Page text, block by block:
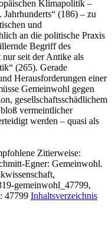
Klimapolitik –
Jahrhunderts“ (186) – zu
und
an die politische Praxis
Begriff des
seit der Antike als
(265). Gerade
Herausforderungen einer
Gemeinwohl gegen
gesellschaftsschädlichem
vermeintlicher
werden – quasi als
Zitierweise:
Egner: Gemeinwohl.
gemeinwohl_47799,
47799 Inhaltsverzeichnis